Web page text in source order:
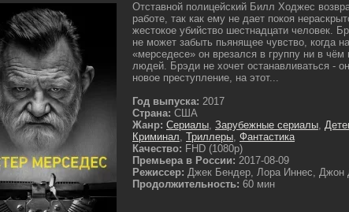
Отставной полицейский Билл Ходжес
работе, так как ему не дает покоя
жестокое убийство шестнадцати человек.
не может забыть пьянящее чувство, когда
«мерседесе» он врезался в группу ни в чём
людей. Брэди не хочет останавливаться -
новое преступление, на этот...
Год выпуска: 2017
Страна: США
Жанр: Сериалы, Зарубежные сериалы,
Криминал, Триллеры, Фантастика
Качество: FHD (1080p)
Премьера в России: 2017-08-09
Режиссер: Джек Бендер, Лора Иннес, Джон
Продолжительность: 60 мин